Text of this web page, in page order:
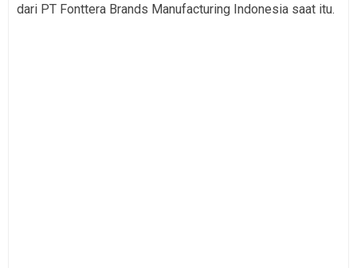
dari PT Fonttera Brands Manufacturing Indonesia saat itu.